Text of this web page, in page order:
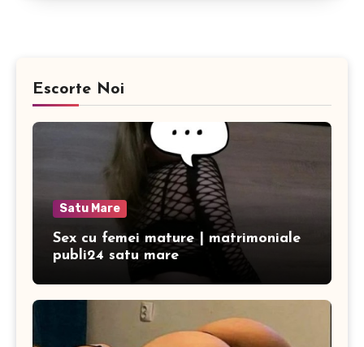
Escorte Noi
Satu Mare
Sex cu femei mature | matrimoniale
publi24 satu mare